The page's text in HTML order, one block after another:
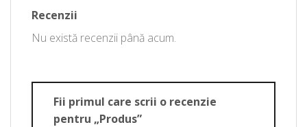
Recenzii
Nu există recenzii până acum.
Fii primul care scrii o recenzie
pentru „Produs”